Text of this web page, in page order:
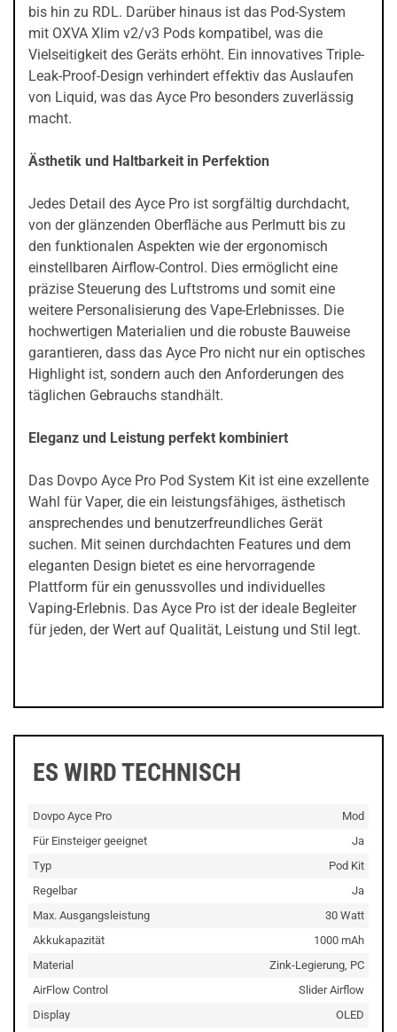
bis hin zu RDL. Darüber hinaus ist das Pod-System
mit OXVA Xlim v2/v3 Pods kompatibel, was die
Vielseitigkeit des Geräts erhöht. Ein innovatives Triple-
Leak-Proof-Design verhindert effektiv das Auslaufen
von Liquid, was das Ayce Pro besonders zuverlässig
macht.
Ästhetik und Haltbarkeit in Perfektion
Jedes Detail des Ayce Pro ist sorgfältig durchdacht,
von der glänzenden Oberfläche aus Perlmutt bis zu
den funktionalen Aspekten wie der ergonomisch
einstellbaren Airflow-Control. Dies ermöglicht eine
präzise Steuerung des Luftstroms und somit eine
weitere Personalisierung des Vape-Erlebnisses. Die
hochwertigen Materialien und die robuste Bauweise
garantieren, dass das Ayce Pro nicht nur ein optisches
Highlight ist, sondern auch den Anforderungen des
täglichen Gebrauchs standhält.
Eleganz und Leistung perfekt kombiniert
Das Dovpo Ayce Pro Pod System Kit ist eine exzellente
Wahl für Vaper, die ein leistungsfähiges, ästhetisch
ansprechendes und benutzerfreundliches Gerät
suchen. Mit seinen durchdachten Features und dem
eleganten Design bietet es eine hervorragende
Plattform für ein genussvolles und individuelles
Vaping-Erlebnis. Das Ayce Pro ist der ideale Begleiter
für jeden, der Wert auf Qualität, Leistung und Stil legt.
ES WIRD TECHNISCH
Dovpo Ayce Pro
Mod
Für Einsteiger geeignet
Ja
Typ
Pod Kit
Regelbar
Ja
Max. Ausgangsleistung
30 Watt
Akkukapazität
1000 mAh
Material
Zink-Legierung, PC
AirFlow Control
Slider Airflow
Display
OLED